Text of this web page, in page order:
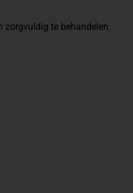
zorgvuldig te behandelen.